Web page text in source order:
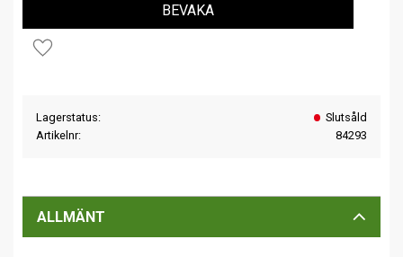
Lägg till i favoriter
BEVAKA
Lagerstatus
Slutsåld
Artikelnr
84293
ALLMÄNT